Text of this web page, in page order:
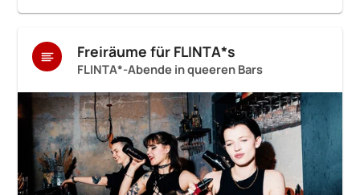
Freiräume für FLINTA*s
FLINTA*-Abende in queeren Bars